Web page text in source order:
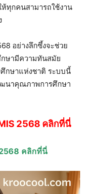
ห้ทุกคนสามารถใช้งาน
อย่างลึกซึ้งจะช่วย
ษามีความทันสมัย
กษาแห่งชาติ ระบบนี้
นาคุณภาพการศึกษา
2568 คลิกที่นี่
คลิกที่นี่